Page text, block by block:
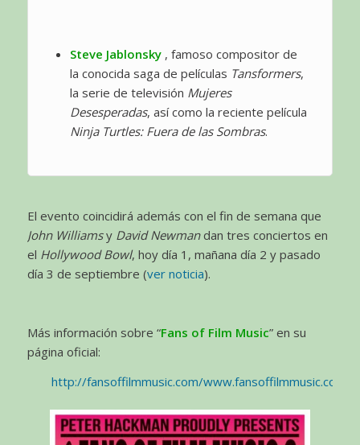
Steve Jablonsky, famoso compositor de
la conocida saga de películas Tansformers,
la serie de televisión Mujeres
Desesperadas, así como la reciente película
Ninja Turtles: Fuera de las Sombras.
El evento coincidirá además con el fin de semana que
John Williamsy David Newmandan tres conciertos en
el Hollywood Bowl, hoy día 1, mañana día 2 y pasado
día 3 de septiembre (ver noticia).
Más información sobre “Fans of Film Music” en su
página oficial:
http://fansoffilmmusic.com/www.fansoffilmmusic.com/